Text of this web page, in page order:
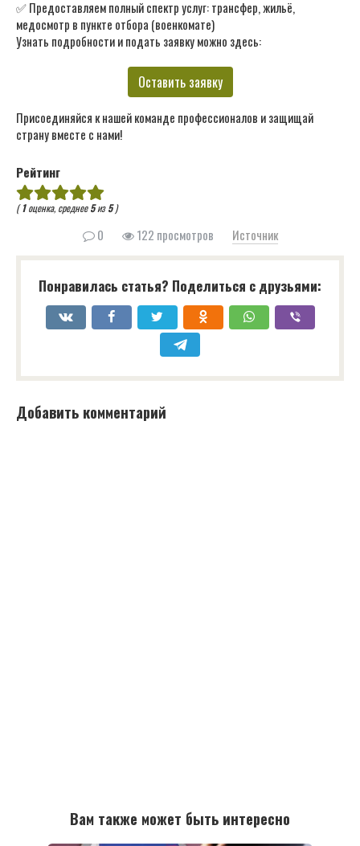
✅ Предоставляем полный спектр услуг: трансфер, жильё,
медосмотр в пункте отбора (военкомате)
Узнать подробности и подать заявку можно здесь:
Оставить заявку
Присоединяйся к нашей команде профессионалов и защищай
страну вместе с нами!
Рейтинг
(1оценка, среднее5из5)
0 122 просмотров Источник
Понравилась статья? Поделиться с друзьями:
Добавить комментарий
Вам также может быть интересно